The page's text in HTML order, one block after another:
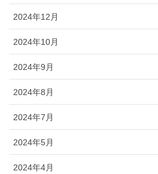
2024年12月
2024年10月
2024年9月
2024年8月
2024年7月
2024年5月
2024年4月